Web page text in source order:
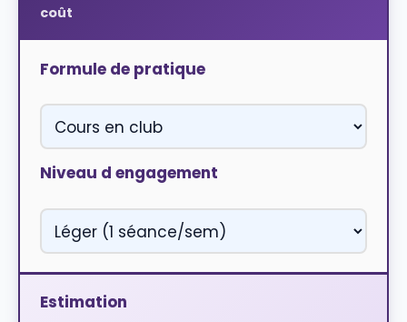
coût
Formule de pratique
Niveau d engagement
Estimation